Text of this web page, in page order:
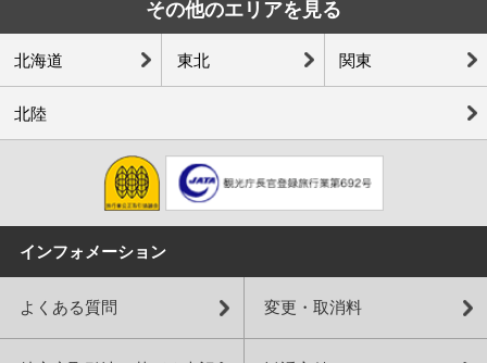
その他のエリアを見る
北海道 東北 関東
北陸
インフォメーション
よくある質問 変更・取消料